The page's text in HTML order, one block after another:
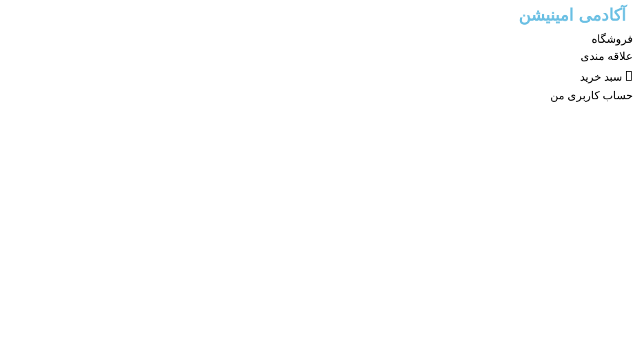
آکادمی امینیشن
فروشگاه
علاقه مندی
سبد خرید
حساب کاربری من